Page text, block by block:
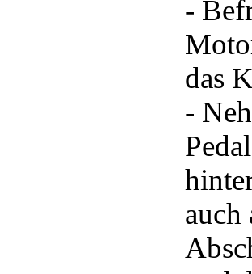
-
das
-
auch